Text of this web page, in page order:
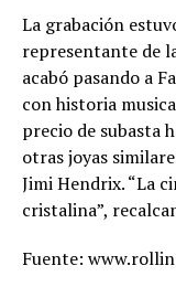
La grabación
representante de
acabó pasando a
con historia
precio de subasta
otras joyas
Jimi Hendrix. “La
cristalina”,
Fuente: